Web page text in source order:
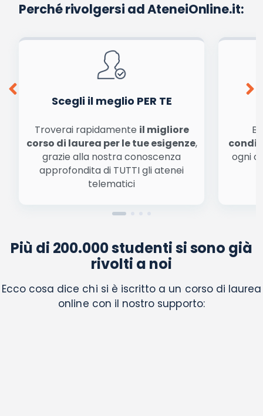
Perché rivolgersi ad AteneiOnline.it:
Scegli il meglio PER TE
Troverai rapidamente il migliore
corso di laurea per le tue esigenze,
grazie alla nostra conoscenza
approfondita di TUTTI gli atenei
telematici
ogni
Più di 200.000 studenti si sono già
rivolti a noi
Ecco cosa dice chi si è iscritto a un corso di laurea
online con il nostro supporto: